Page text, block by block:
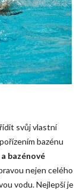
svůj vlastní
bazénu
bazénové
nejen celého
vodu. Nejlepší je